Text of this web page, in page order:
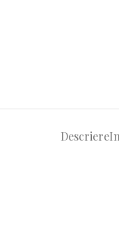
Descriere